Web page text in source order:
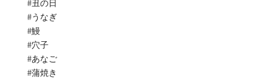
#丑の日
#うなぎ
#鰻
#穴子
#あなご
#蒲焼き